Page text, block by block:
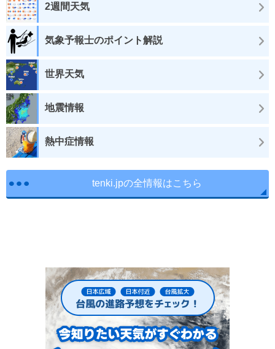
2週間天気
気象予報士のポイント解説
世界天気
地震情報
熱中症情報
tenki.jpの全情報はこちら